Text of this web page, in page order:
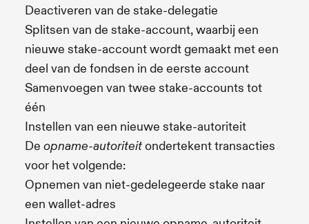
Deactiveren van de stake-delegatie
Splitsen van de stake-account, waarbij een
nieuwe stake-account wordt gemaakt met een
deel van de fondsen in de eerste account
Samenvoegen van twee stake-accounts tot
één
Instellen van een nieuwe stake-autoriteit
De opname-autoriteit ondertekent transacties
voor het volgende:
Opnemen van niet-gedelegeerde stake naar
een wallet-adres